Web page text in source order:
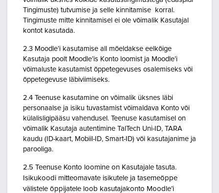
Tingimuste) tutvumise ja selle kinnitamise korral.
Tingimuste mitte kinnitamisel ei ole võimalik Kasutajal
kontot kasutada.
2.3 Moodle’i kasutamise all mõeldakse eelkõige
Kasutaja poolt Moodle’is Konto loomist ja Moodle’i
võimaluste kasutamist õppetegevuses osalemiseks või
õppetegevuse läbiviimiseks.
2.4 Teenuse kasutamine on võimalik üksnes läbi
personaalse ja isiku tuvastamist võimaldava Konto või
külalisligipääsu vahendusel. Teenuse kasutamisel on
võimalik Kasutaja autentimine TalTech Uni-ID, TARA
kaudu (ID-kaart, Mobiil-ID, Smart-ID) või kasutajanime ja
parooliga.
2.5 Teenuse Konto loomine on Kasutajale tasuta.
Isikukoodi mitteomavate isikutele ja tasemeõppe
välistele õppijatele loob kasutajakonto Moodle’i